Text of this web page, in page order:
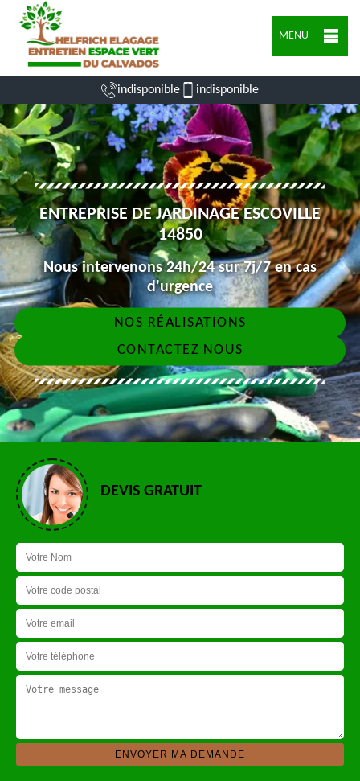
MENU
indisponible indisponible
ENTREPRISE DE JARDINAGE ESCOVILLE
14850
Nous intervenons 24h/24 sur 7j/7 en cas
d'urgence
NOS RÉALISATIONS
CONTACTEZ NOUS
DEVIS GRATUIT